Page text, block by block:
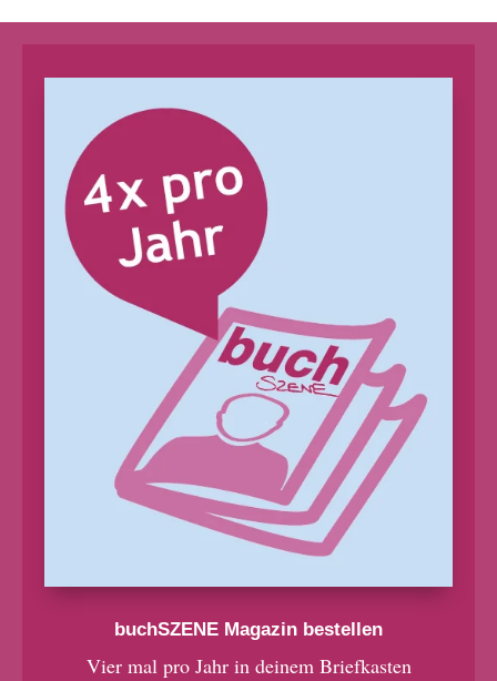
buchSZENE Magazin bestellen
Vier mal pro Jahr in deinem Briefkasten